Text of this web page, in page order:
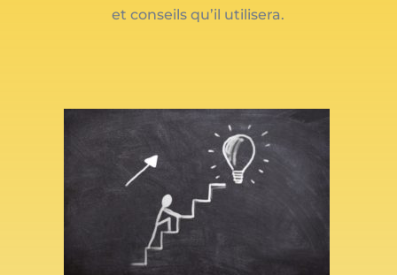
et conseils qu’il utilisera.